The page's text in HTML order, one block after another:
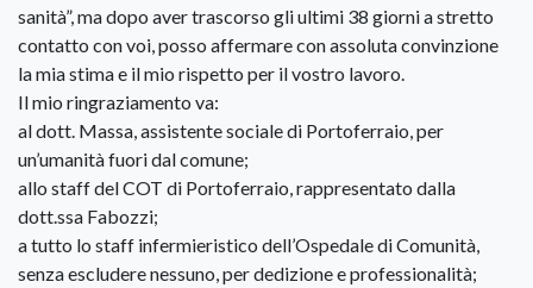
sanità”, ma dopo aver trascorso gli ultimi 38 giorni a stretto
contatto con voi, posso affermare con assoluta convinzione
la mia stima e il mio rispetto per il vostro lavoro.
Il mio ringraziamento va:
al dott. Massa, assistente sociale di Portoferraio, per
un’umanità fuori dal comune;
allo staff del COT di Portoferraio, rappresentato dalla
dott.ssa Fabozzi;
a tutto lo staff infermieristico dell’Ospedale di Comunità,
senza escludere nessuno, per dedizione e professionalità;